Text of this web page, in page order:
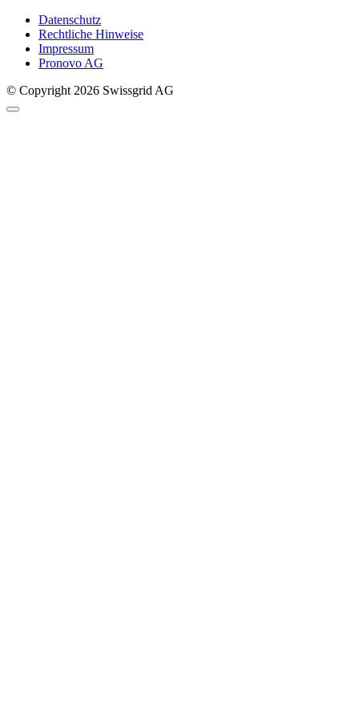
Datenschutz
Rechtliche Hinweise
Impressum
Pronovo AG
© Copyright 2026 Swissgrid AG